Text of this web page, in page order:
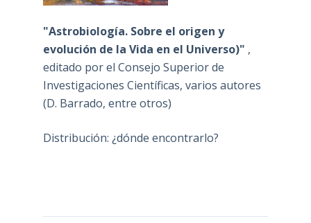
"Astrobiología. Sobre el origen y
evolución de la Vida en el Universo)" ,
editado por el Consejo Superior de
Investigaciones Científicas, varios autores
(D. Barrado, entre otros)
Distribución: ¿dónde encontrarlo?